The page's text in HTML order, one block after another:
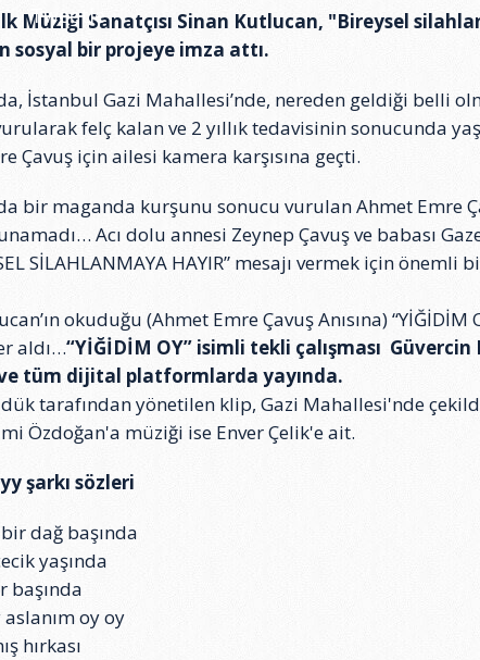
Tweetle
Müziği Sanatçısı Sinan Kutlucan, "Bireysel
sosyal bir projeye imza attı.
İstanbul Gazi Mahallesi’nde, nereden geldiği belli
felç kalan ve 2 yıllık tedavisinin sonucunda
Çavuş için ailesi kamera karşısına geçti.
bir maganda kurşunu sonucu vurulan Ahmet Emre
Acı dolu annesi Zeynep Çavuş ve babası
SİLAHLANMAYA HAYIR” mesajı vermek için önemli
okuduğu (Ahmet Emre Çavuş Anısına) “YİĞİDİM
aldı…“YİĞİDİM OY” isimli tekli çalışması
tüm dijital platformlarda yayında.
tarafından yönetilen klip, Gazi Mahallesi'nde
Özdoğan'a müziği ise Enver Çelik'e ait.
şarkı sözleri
dağ başında
yaşında
başında
oy oy
hırkası